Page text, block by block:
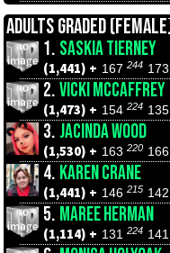
1. SASKIA TIERNEY
(1,441) + 167 244 173
2.VICKI MCCAFFREY
(1,473) + 154 224 135
3. JACINDA WOOD
(1,530) + 163 220 166
4. KAREN CRANE
(1,441) + 146 215 142
5. MAREE HERMAN
(1,114) + 131 224 141